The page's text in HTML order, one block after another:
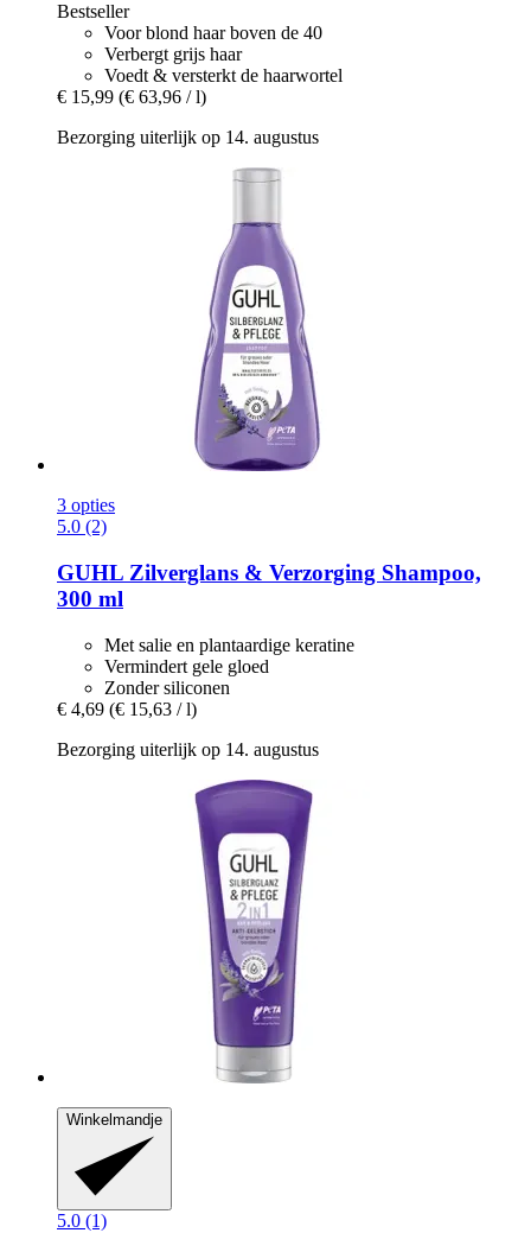
Bestseller
Voor blond haar boven de 40
Verbergt grijs haar
Voedt & versterkt de haarwortel
€ 15,99 (€ 63,96 / l)
Bezorging uiterlijk op 14. augustus
3 opties
5.0 (2)
GUHL Zilverglans & Verzorging Shampoo,
300 ml
Met salie en plantaardige keratine
Vermindert gele gloed
Zonder siliconen
€ 4,69 (€ 15,63 / l)
Bezorging uiterlijk op 14. augustus
Winkelmandje
5.0 (1)